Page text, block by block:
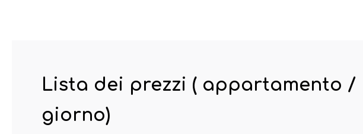
Lista dei prezzi ( appartamento /
giorno)